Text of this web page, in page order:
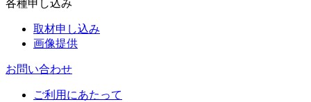
各種申し込み
取材申し込み
画像提供
お問い合わせ
ご利用にあたって